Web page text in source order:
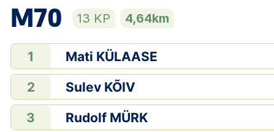
M70 13 KP 4,64km
1 Mati KÜLAASE
2 Sulev KÕIV
3 Rudolf MÜRK